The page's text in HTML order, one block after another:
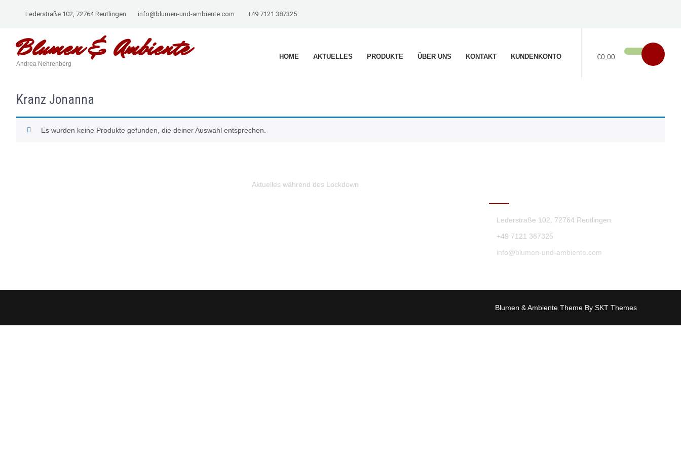
Lederstraße 102, 72764 Reutlingen info@blumen-und-ambiente.com +49 7121 387325
Blumen &Ambiente
Andrea Nehrenberg
€0,00
HOME AKTUELLES PRODUKTE ÜBER UNS KONTAKT KUNDENKONTO
Kranz Jonanna
Es wurden keine Produkte gefunden, die deiner Auswahl entsprechen.
Aktuelles während des Lockdown
Lederstraße 102, 72764 Reutlingen
+49 7121 387325
info@blumen-und-ambiente.com
Blumen & Ambiente Theme By SKT Themes